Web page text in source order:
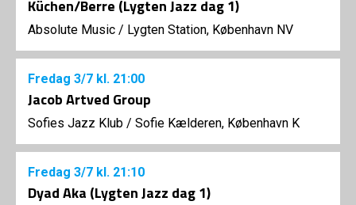
Küchen/Berre (Lygten Jazz dag 1)
Absolute Music / Lygten Station, København NV
Fredag 3/7 kl. 21:00
Jacob Artved Group
Sofies Jazz Klub / Sofie Kælderen, København K
Fredag 3/7 kl. 21:10
Dyad Aka (Lygten Jazz dag 1)